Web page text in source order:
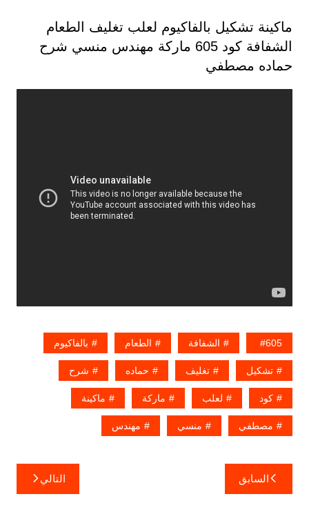
ماكينة تشكيل بالفاكيوم لعلب تغليف الطعام
الشفافة كود 605 ماركة مهندس منسي شرح
حماده مصطفي
605 الشفافة الطعام بالفاكيوم
تشكيل تغليف حماده شرح
كود لعلب ماركة ماكينة
مصطفي منسي مهندس
تصفّح
المقالات
السابق التالي